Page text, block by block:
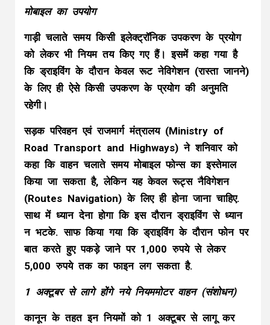
मोबाइल का उपयोग
गाड़ी चलाते समय किसी इलेक्ट्रॉनिक उपकरण के प्रयोग
को लेकर भी नियम तय किए गए हैं। इसमें कहा गया है
कि ड्राइविंग के दौरान केवल रूट नेविगेशन (रास्ता जानने)
के लिए ही ऐसे किसी उपकरण के प्रयोग की अनुमति
रहेगी।
सड़क परिवहन एवं राजमार्ग मंत्रालय (Ministry of
Road Transport and Highways) ने शनिवार को
कहा कि वाहन चलाते समय मोबाइल फोन्स का इस्तेमाल
किया जा सकता है, लेकिन यह केवल रूट्स नैविगेशन
(Routes Navigation) के लिए ही होना जाना चाहिए.
साथ में ध्यान देना होगा कि इस दौरान ड्राइविंग से ध्यान
न भटके. साफ किया गया कि ड्राइविंग के दौरान फोन पर
बात करते हुए पकड़े जाने पर 1,000 रुपये से लेकर
5,000 रुपये तक का फाइन लग सकता है.
1 अक्टूबर से लागे होंगे नये नियममोटर वाहन (संशोधन)
कानून के तहत इन नियमों को 1 अक्टूबर से लागू कर